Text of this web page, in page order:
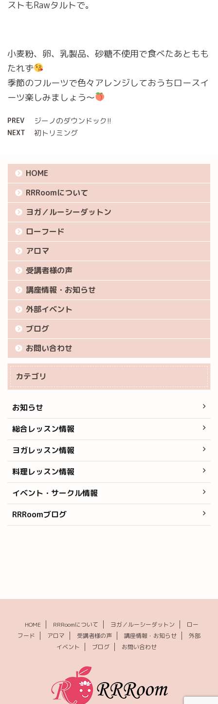
ストもRawタルトで。
小麦粉、卵、乳製品、砂糖不使用で食べたあともも
たれず
季節のフルーツで色々アレンジしておうちロースイ
ーツ楽しみましょう〜
PREV ジーノのダウンドック!!
NEXT 初トリミング
HOME
RRRoomについて
ヨガ／ルーシーダットン
ローフード
アロマ
受講者様の声
講座情報・お知らせ
外部イベント
ブログ
お問い合わせ
カテゴリ
お知らせ
総合レッスン情報
ヨガレッスン情報
料理レッスン情報
イベント・サークル情報
RRRoomブログ
HOME RRRoomについて ヨガ／ルーシーダットン
ロー
フード
アロマ 受講者様の声 講座情報・お知らせ
外部
イベント
ブログ お問い合わせ
© 2026 RRRoom(ルーム) ｜福岡のローフード・ロースイーツ・ヨガ